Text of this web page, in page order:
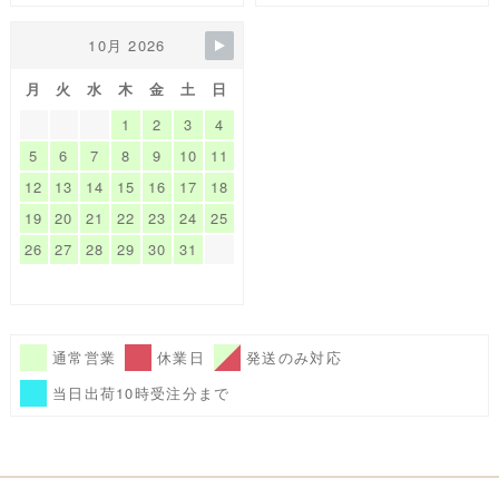
10月 2026
月 火 水 木 金 土
日
1
2 3
4
5
6 7 8 9 10
11
12
13 14 15 16 17
18
19
20 21 22 23 24
25
26
27 28 29 30 31
通常営業 休業日
発送のみ対応
当日出荷10時受注分まで